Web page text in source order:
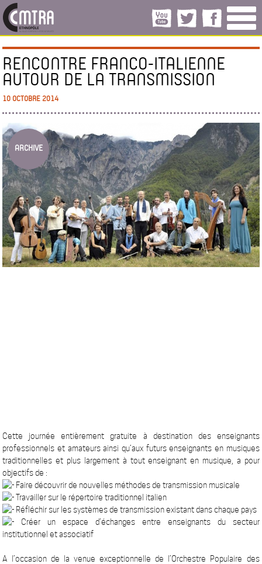
RENCONTRE FRANCO-ITALIENNE
AUTOUR DE LA TRANSMISSION
10 OCTOBRE 2014
ARCHIVE
Cette journée entièrement gratuite à destination des enseignants
professionnels et amateurs ainsi qu’aux futurs enseignants en musiques
traditionnelles et plus largement à tout enseignant en musique, a pour
objectifs de :
Faire découvrir de nouvelles méthodes de transmission musicale
Travailler sur le répertoire traditionnel italien
Réfléchir sur les systèmes de transmission existant dans chaque pays
Créer un espace d’échanges entre enseignants du secteur
institutionnel et associatif
A l’occasion de la venue exceptionnelle de l’Orchestre Populaire des